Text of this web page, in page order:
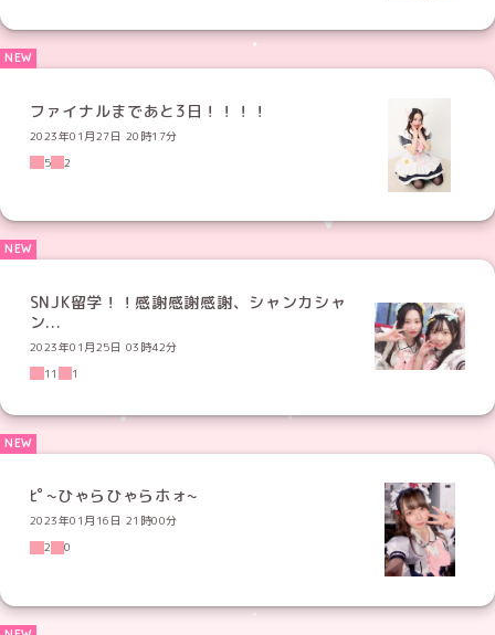
ファイナルまであと3日！！！！
2023年01月27日 20時17分
5
2
SNJK留学！！感謝感謝感謝、シャンカシャ
ン...
2023年01月25日 03時42分
11
1
ﾋﾟ~ひゃらひゃらホォ~
2023年01月16日 21時00分
2
0